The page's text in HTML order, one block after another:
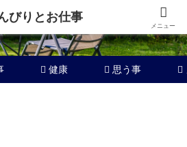
健康 思う事
びりとお仕事
メニュー